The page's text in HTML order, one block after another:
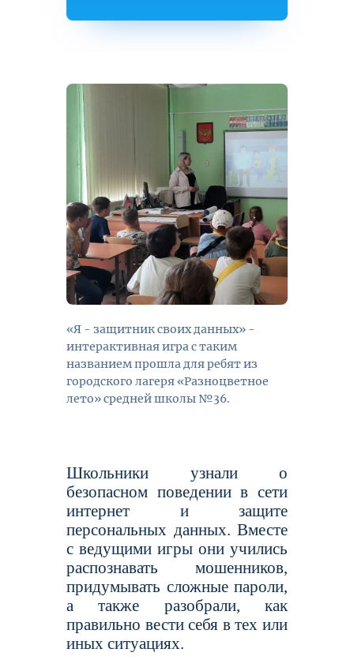
«Я - защитник своих данных» -
интерактивная игра с таким
названием прошла для ребят из
городского лагеря «Разноцветное
лето» средней школы №36.
Школьники узнали о
безопасном поведении в сети
интернет и защите
персональных данных. Вместе
с ведущими игры они учились
распознавать мошенников,
придумывать сложные пароли,
а также разобрали, как
правильно вести себя в тех или
иных ситуациях.